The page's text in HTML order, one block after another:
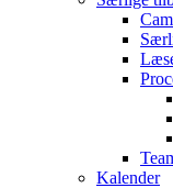
Kalender